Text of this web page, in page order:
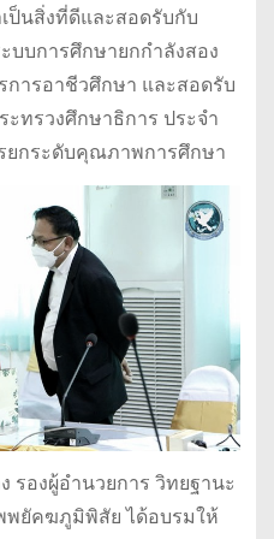
ป็นสิ่งที่ดีและสอดรับกับ
บบการศึกษายกกำลังสอง
ารอาชีวศึกษา และสอดรับ
ทรวงศึกษาธิการ ประจำ
ยกระดับคุณภาพการศึกษา
รองผู้อำนวยการ วิทยฐานะ
พยัคฆภูมิพิสัย ได้อบรมให้